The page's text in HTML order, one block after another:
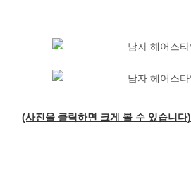
(사진을 클릭하면 크게 볼 수 있습니다)